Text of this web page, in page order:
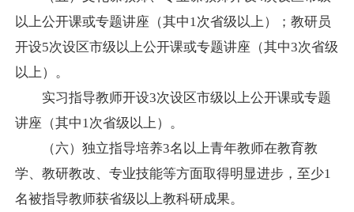
以上公开课或专题讲座（其中1次省级以上）；教研员
开设5次设区市级以上公开课或专题讲座（其中3次省级
以上）。
实习指导教师开设3次设区市级以上公开课或专题
讲座（其中1次省级以上）。
（六）独立指导培养3名以上青年教师在教育教
学、教研教改、专业技能等方面取得明显进步，至少1
名被指导教师获省级以上教科研成果。